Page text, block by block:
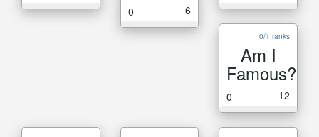
0 6
0/1 ranks
Am I
Famous?
0 12